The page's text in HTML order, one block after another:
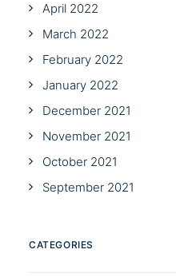
April 2022
March 2022
February 2022
January 2022
December 2021
November 2021
October 2021
September 2021
CATEGORIES